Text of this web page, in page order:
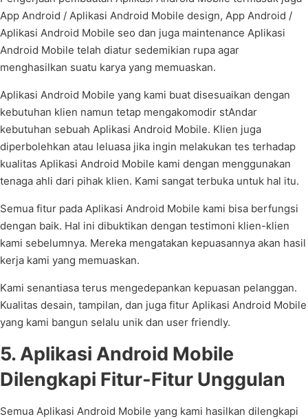
App Android / Aplikasi Android Mobile design, App Android /
Aplikasi Android Mobile seo dan juga maintenance Aplikasi
Android Mobile telah diatur sedemikian rupa agar
menghasilkan suatu karya yang memuaskan.
Aplikasi Android Mobile yang kami buat disesuaikan dengan
kebutuhan klien namun tetap mengakomodir stAndar
kebutuhan sebuah Aplikasi Android Mobile. Klien juga
diperbolehkan atau leluasa jika ingin melakukan tes terhadap
kualitas Aplikasi Android Mobile kami dengan menggunakan
tenaga ahli dari pihak klien. Kami sangat terbuka untuk hal itu.
Semua fitur pada Aplikasi Android Mobile kami bisa berfungsi
dengan baik. Hal ini dibuktikan dengan testimoni klien-klien
kami sebelumnya. Mereka mengatakan kepuasannya akan hasil
kerja kami yang memuaskan.
Kami senantiasa terus mengedepankan kepuasan pelanggan.
Kualitas desain, tampilan, dan juga fitur Aplikasi Android Mobile
yang kami bangun selalu unik dan user friendly.
5. Aplikasi Android Mobile
Dilengkapi Fitur-Fitur Unggulan
Semua Aplikasi Android Mobile yang kami hasilkan dilengkapi